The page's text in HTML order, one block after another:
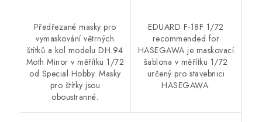
Předřezané masky pro
vymaskování větrných
štítků a kol modelu DH.94
Moth Minor v měřítku 1/72
od Special Hobby. Masky
pro štítky jsou
oboustranné.
EDUARD F-18F 1/72
recommended for
HASEGAWA je maskovací
šablona v měřítku 1/72
určený pro stavebnici
HASEGAWA.